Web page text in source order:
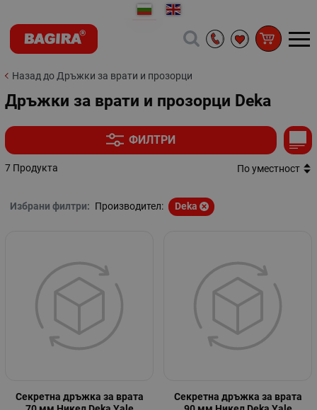
Назад до Дръжки за врати и прозорци
Дръжки за врати и прозорци Deka
ФИЛТРИ
7 Продукта По уместност
Избрани филтри: Производител: Deka
Секретна дръжка за врата
Секретна дръжка за врата